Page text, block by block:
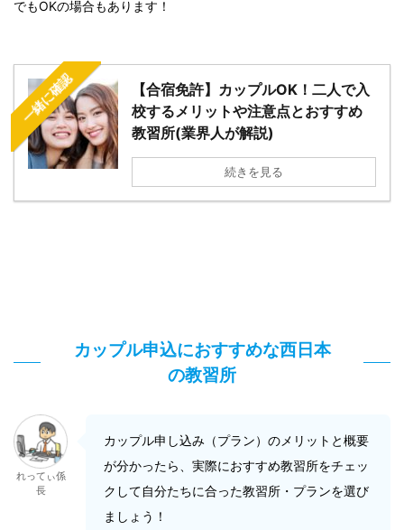
でもOKの場合もあります！
一緒に確認
【合宿免許】カップルOK！二人で入
校するメリットや注意点とおすすめ
教習所(業界人が解説)
続きを見る
カップル申込におすすめな西日本
の教習所
れってぃ係
長
カップル申し込み（プラン）のメリットと概要
が分かったら、実際におすすめ教習所をチェッ
クして自分たちに合った教習所・プランを選び
ましょう！